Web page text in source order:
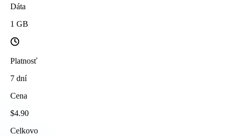
Dáta
1 GB
Platnosť
7 dní
Cena
$4.90
Celkovo